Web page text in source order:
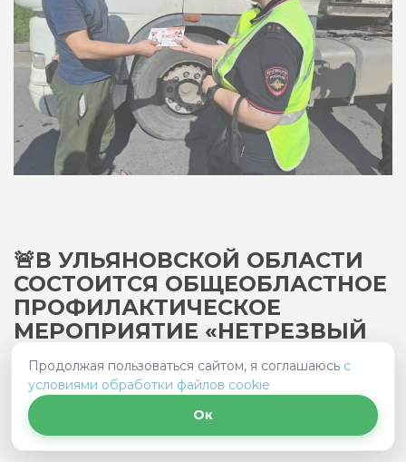
🚨В УЛЬЯНОВСКОЙ ОБЛАСТИ
СОСТОИТСЯ ОБЩЕОБЛАСТНОЕ
ПРОФИЛАКТИЧЕСКОЕ
МЕРОПРИЯТИЕ «НЕТРЕЗВЫЙ
ВОДИТЕЛЬ» В ТЕЧЕНИЕ ТРЕХ
ДНЕЙ С 26 ПО 28 ИЮНЯ...
Ульяновская область
Продолжая пользоваться сайтом, я соглашаюсь с
условиями обработки файлов cookie
Ок